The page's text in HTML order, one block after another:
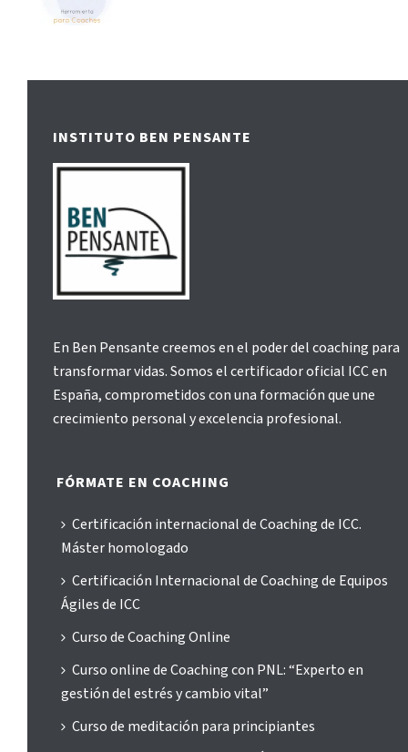
INSTITUTO BEN PENSANTE
En Ben Pensante creemos en el poder del coaching para
transformar vidas. Somos el certificador oficial ICC en
España, comprometidos con una formación que une
crecimiento personal y excelencia profesional.
FÓRMATE EN COACHING
Certificación internacional de Coaching de ICC.
Máster homologado
Certificación Internacional de Coaching de Equipos
Ágiles de ICC
Curso de Coaching Online
Curso online de Coaching con PNL: “Experto en
gestión del estrés y cambio vital”
Curso de meditación para principiantes